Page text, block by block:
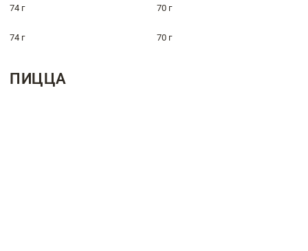
74 г 70 г
74 г 70 г
ПИЦЦА